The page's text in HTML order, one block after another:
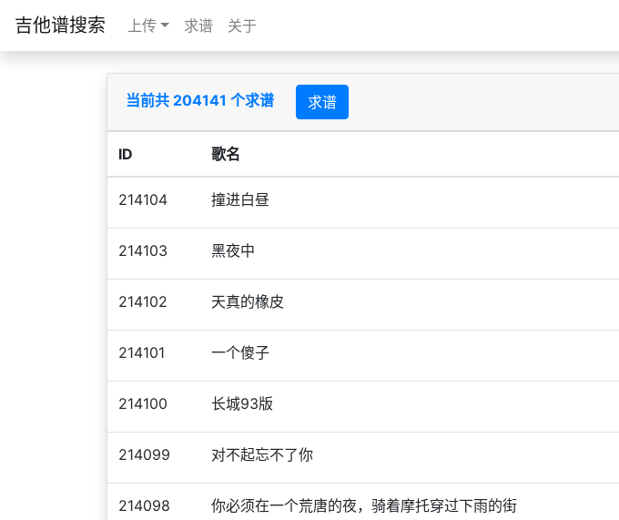
吉他谱搜索 上传 求谱 关于
当前共 204141 个求谱 求谱
ID 歌名
214104 撞进白昼
214103 黑夜中
214102 天真的橡皮
214101 一个傻子
214100 长城93版
214099 对不起忘不了你
214098 你必须在一个荒唐的夜，骑着摩托穿过下雨的街